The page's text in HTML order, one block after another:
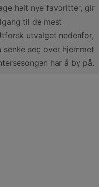
helt nye favoritter, gir
til de mest
utvalget nedenfor,
seg over hjemmet
har å by på.